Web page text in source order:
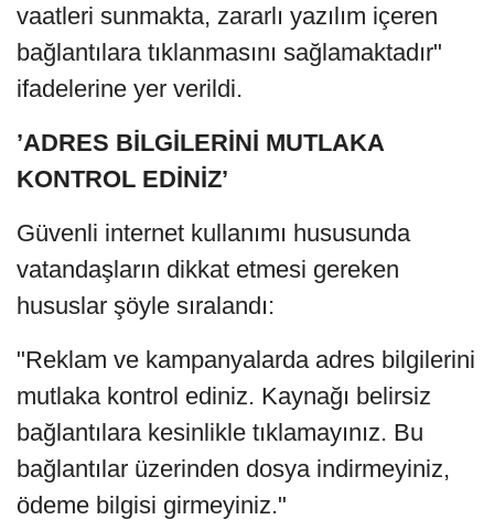
vaatleri sunmakta, zararlı yazılım içeren
bağlantılara tıklanmasını sağlamaktadır"
ifadelerine yer verildi.
’ADRES BİLGİLERİNİ MUTLAKA
KONTROL EDİNİZ’
Güvenli internet kullanımı hususunda
vatandaşların dikkat etmesi gereken
hususlar şöyle sıralandı:
"Reklam ve kampanyalarda adres bilgilerini
mutlaka kontrol ediniz. ⁠Kaynağı belirsiz
bağlantılara kesinlikle tıklamayınız. ⁠Bu
bağlantılar üzerinden dosya indirmeyiniz,
ödeme bilgisi girmeyiniz."